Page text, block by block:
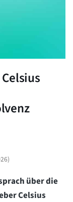
)
über die
Celsius